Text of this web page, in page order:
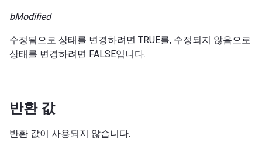
bModified
수정됨으로 상태를 변경하려면 TRUE를, 수정되지 않음으로
상태를 변경하려면 FALSE입니다.
반환 값
반환 값이 사용되지 않습니다.